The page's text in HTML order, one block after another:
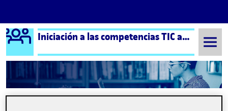
Saltar al contenido
Logo Ágora Iniciación a las competencias TIC aula 7
Semestre 20221 - Aula 7 2. ¡Nos organizamos y estructuramos el proyecto!